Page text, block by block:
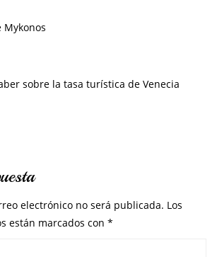
Mykonos
sobre la tasa turística de Venecia
electrónico no será publicada. Los
están marcados con *